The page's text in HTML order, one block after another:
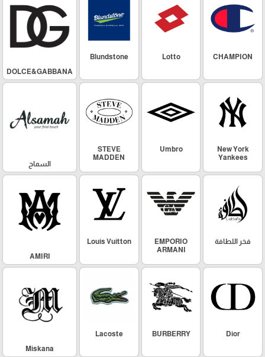
CHAMPION
Lotto
Blundstone
DOLCE&GABBANA
New York
Yankees
Umbro
STEVE
MADDEN
السماح
فخر اللطافة
EMPORIO
ARMANI
Louis Vuitton
AMIRI
Dior
BURBERRY
Lacoste
Miskana